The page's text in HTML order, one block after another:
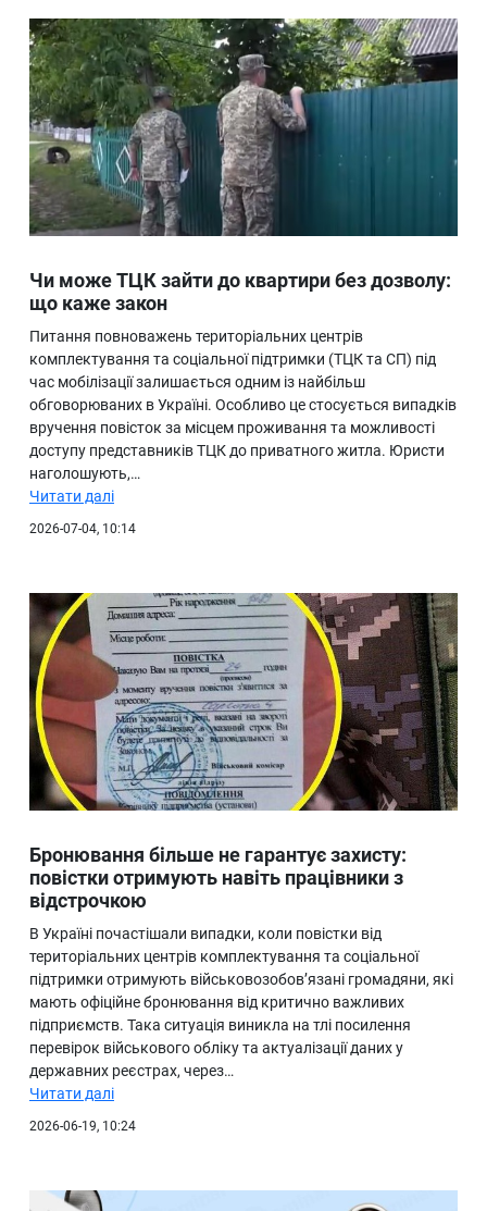
Чи може ТЦК зайти до квартири без дозволу:
що каже закон
Питання повноважень територіальних центрів
комплектування та соціальної підтримки (ТЦК та СП) під
час мобілізації залишається одним із найбільш
обговорюваних в Україні. Особливо це стосується випадків
вручення повісток за місцем проживання та можливості
доступу представників ТЦК до приватного житла. Юристи
наголошують,…
Читати далі
2026-07-04, 10:14
Бронювання більше не гарантує захисту:
повістки отримують навіть працівники з
відстрочкою
В Україні почастішали випадки, коли повістки від
територіальних центрів комплектування та соціальної
підтримки отримують військовозобов’язані громадяни, які
мають офіційне бронювання від критично важливих
підприємств. Така ситуація виникла на тлі посилення
перевірок військового обліку та актуалізації даних у
державних реєстрах, через…
Читати далі
2026-06-19, 10:24